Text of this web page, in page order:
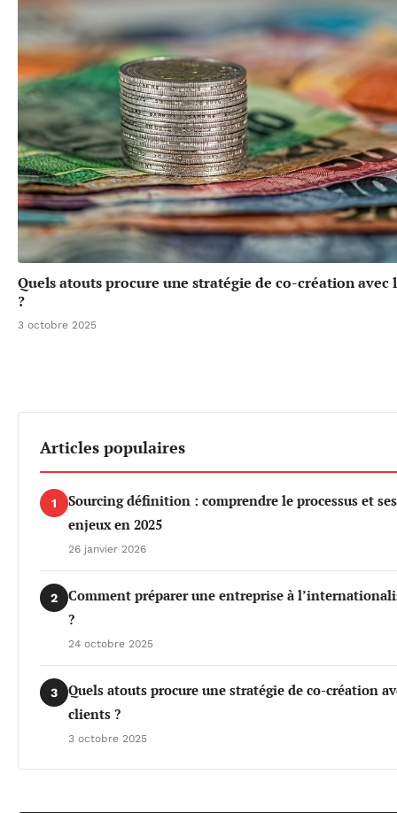
Quels atouts procure une stratégie de co-création avec
?
3 octobre 2025
Articles populaires
1
Sourcing définition : comprendre le processus et ses
enjeux en 2025
26 janvier 2026
2
Comment préparer une entreprise à
?
24 octobre 2025
3
Quels atouts procure une stratégie de co-création
clients ?
3 octobre 2025